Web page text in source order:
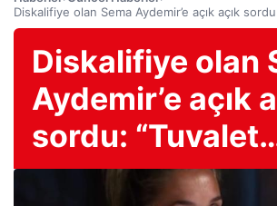
Diskalifiye olan Sema Aydemir’e açık açık
Diskalifiye olan
Aydemir’e açık
sordu: